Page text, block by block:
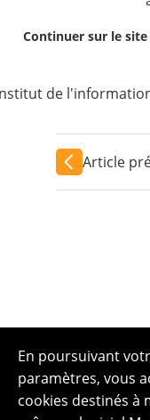
Continuer sur le site
de
Article
En poursuivant
paramètres, vous
cookies destinés